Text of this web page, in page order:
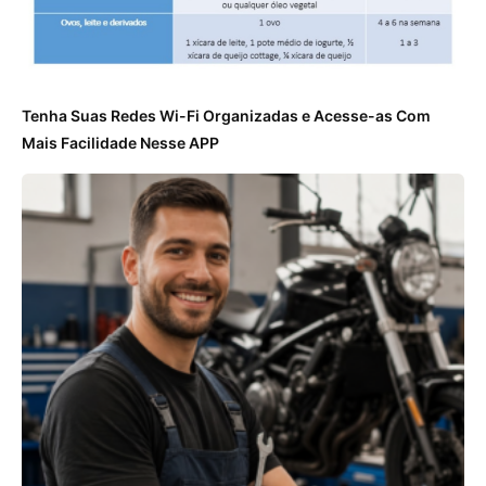
Tenha Suas Redes Wi-Fi Organizadas e Acesse-as Com
Mais Facilidade Nesse APP